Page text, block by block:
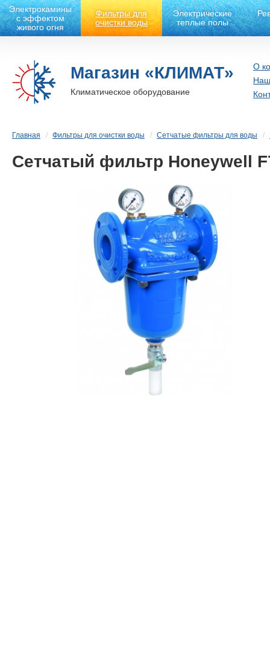
Электрокамины
с эффектом
живого огня
Фильтры для
очистки воды
Электрические
теплые полы
Магазин «КЛИМАТ»
Климатическое оборудование
О
Главная Фильтры для очистки воды Сетчатые фильтры для воды
Сетчатый фильтр Honeywell